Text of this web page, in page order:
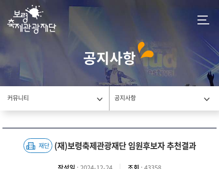
공지사항
커뮤니티 공지사항
재단 (재)보령축제관광재단 임원후보자 추천결과